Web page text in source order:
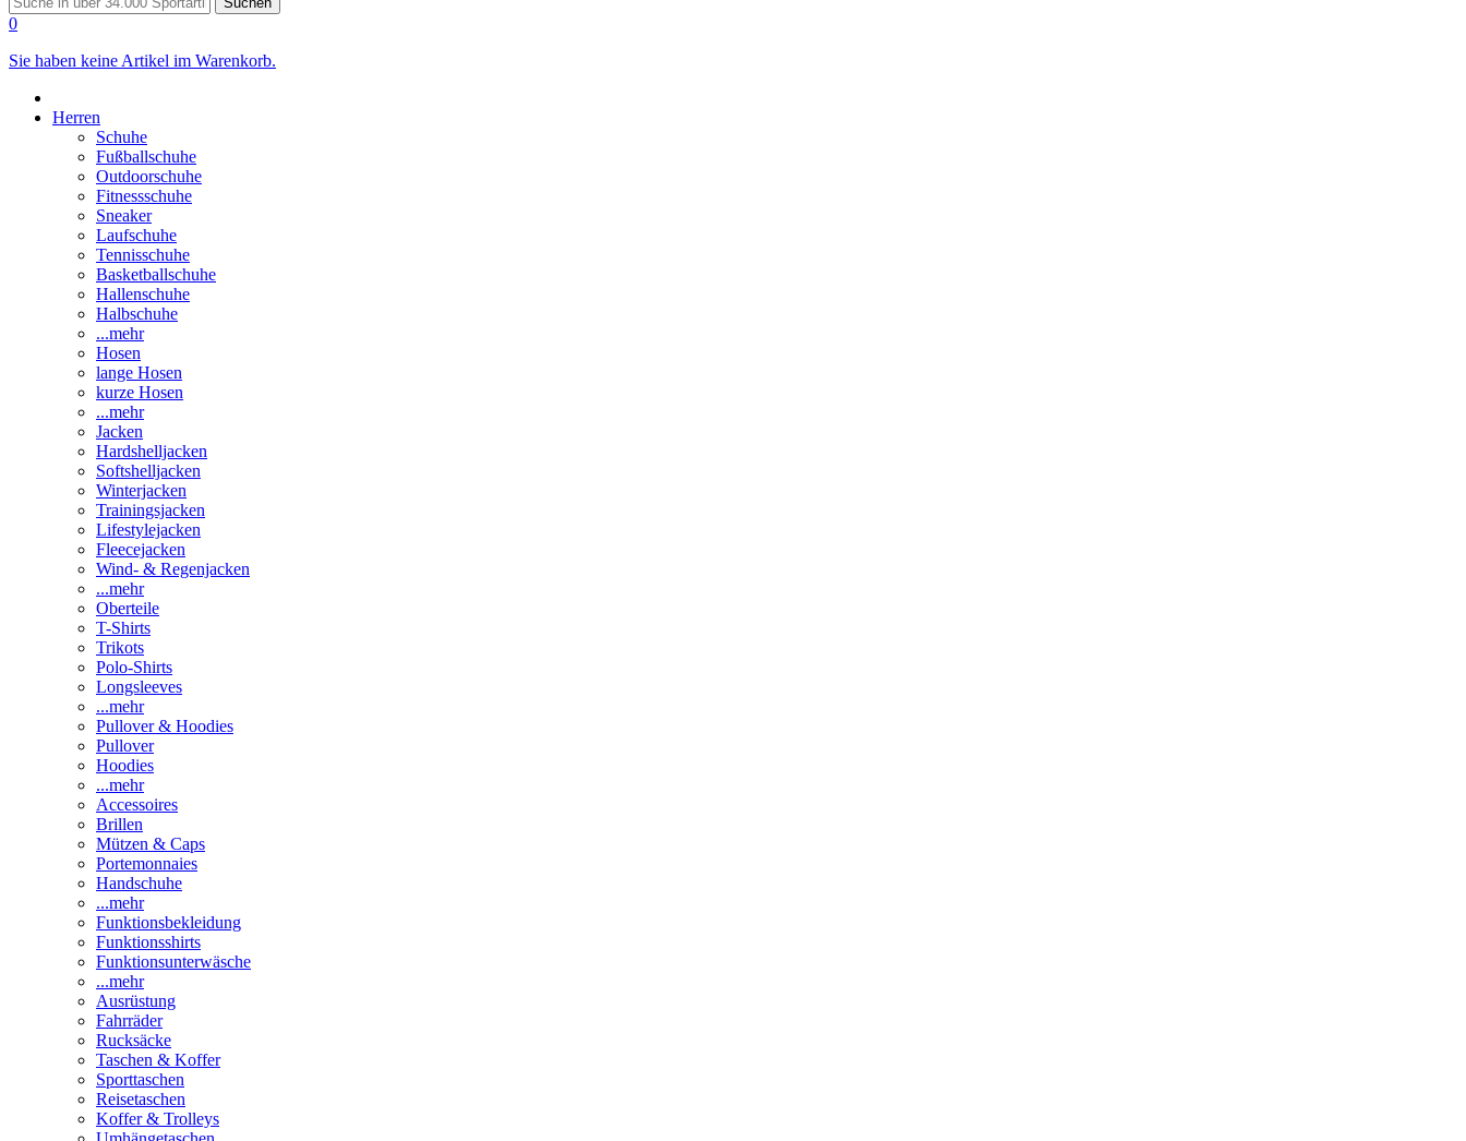
0
Sie haben keine Artikel im Warenkorb.
Herren
Schuhe
Fußballschuhe
Outdoorschuhe
Fitnessschuhe
Sneaker
Laufschuhe
Tennisschuhe
Basketballschuhe
Hallenschuhe
Halbschuhe
...mehr
Hosen
lange Hosen
kurze Hosen
...mehr
Jacken
Hardshelljacken
Softshelljacken
Winterjacken
Trainingsjacken
Lifestylejacken
Fleecejacken
Wind- & Regenjacken
...mehr
Oberteile
T-Shirts
Trikots
Polo-Shirts
Longsleeves
...mehr
Pullover & Hoodies
Pullover
Hoodies
...mehr
Accessoires
Brillen
Mützen & Caps
Portemonnaies
Handschuhe
...mehr
Funktionsbekleidung
Funktionsshirts
Funktionsunterwäsche
...mehr
Ausrüstung
Fahrräder
Rucksäcke
Taschen & Koffer
Sporttaschen
Reisetaschen
Koffer & Trolleys